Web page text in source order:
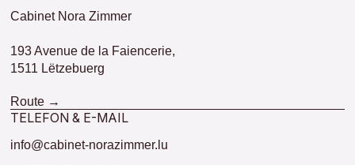
Cabinet Nora Zimmer
193 Avenue de la Faiencerie,
1511 Lëtzebuerg
Route →
TELEFON & E-MAIL
info@cabinet-norazimmer.lu